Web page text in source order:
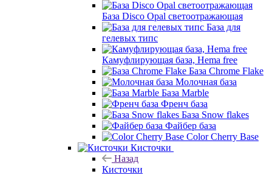
База Disco Opal светоотражающая
База для
гелевых типс
Камуфлирующая база, Hema free
База Chrome Flake
Молочная база
База Marble
Френч база
База Snow flakes
Файбер база
Color Cherry Base
Кисточки
Назад
Кисточки